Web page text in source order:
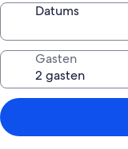
Datums
Gasten